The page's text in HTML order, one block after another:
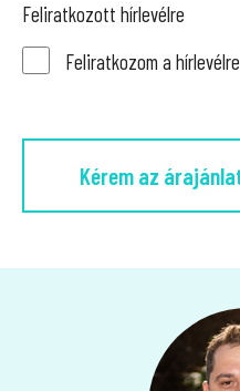
Feliratkozott hírlevélre
Feliratkozom a hírlevélre